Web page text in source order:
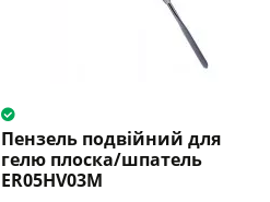
Пензель подвійний для
гелю плоска/шпатель
ER05HV03M